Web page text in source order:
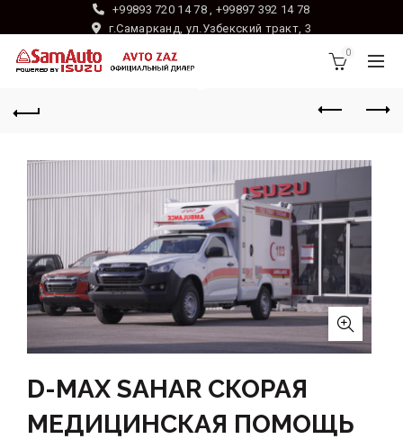
+99893 720 14 78 , +99897 392 14 78
г.Самарканд, ул.Узбекский тракт, 3
0
D-MAX SAHAR СКОРАЯ
МЕДИЦИНСКАЯ ПОМОЩЬ